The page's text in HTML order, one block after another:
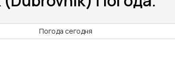
Погода сегодня